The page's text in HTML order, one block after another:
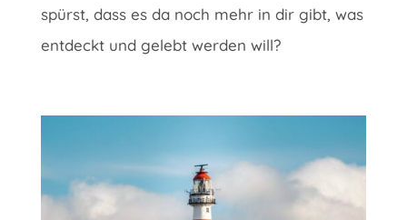
spürst, dass es da noch mehr in dir gibt, was
entdeckt und gelebt werden will?